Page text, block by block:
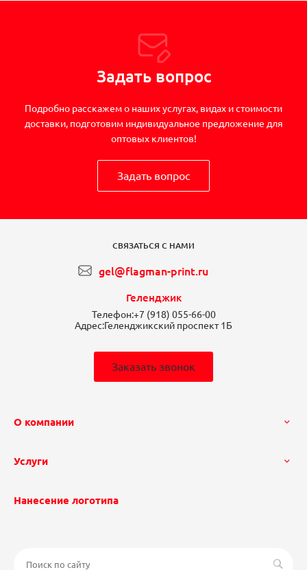
Задать вопрос
Подробно расскажем о наших услугах, видах и стоимости
доставки, подготовим индивидуальное предложение для
оптовых клиентов!
Задать вопрос
СВЯЗАТЬСЯ С НАМИ
gel@flagman-print.ru
Геленджик
Телефон:+7 (918) 055-66-00
Адрес:Геленджикский проспект 1Б
Заказать звонок
О компании
Услуги
Нанесение логотипа